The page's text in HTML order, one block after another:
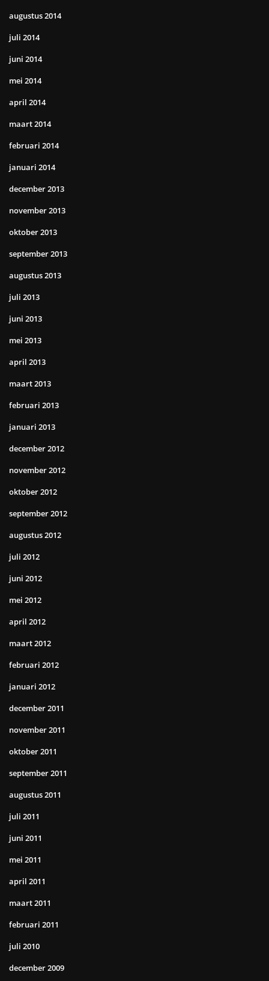
augustus 2014
juli 2014
juni 2014
mei 2014
april 2014
maart 2014
februari 2014
januari 2014
december 2013
november 2013
oktober 2013
september 2013
augustus 2013
juli 2013
juni 2013
mei 2013
april 2013
maart 2013
februari 2013
januari 2013
december 2012
november 2012
oktober 2012
september 2012
augustus 2012
juli 2012
juni 2012
mei 2012
april 2012
maart 2012
februari 2012
januari 2012
december 2011
november 2011
oktober 2011
september 2011
augustus 2011
juli 2011
juni 2011
mei 2011
april 2011
maart 2011
februari 2011
juli 2010
december 2009